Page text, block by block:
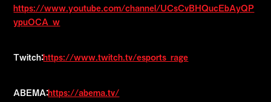
https://www.youtube.com/channel/UCsCvBHQucEbAyQP
ypuOCA_w
Twitch：https://www.twitch.tv/esports_rage
ABEMA：https://abema.tv/